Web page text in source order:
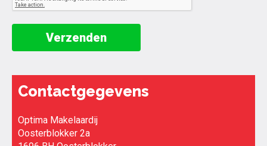
Verzenden
Contactgegevens
Optima Makelaardij
Oosterblokker 2a